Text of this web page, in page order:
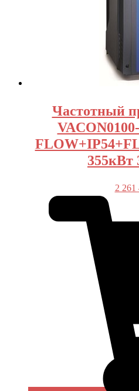
Частотный
355кВт
2 261